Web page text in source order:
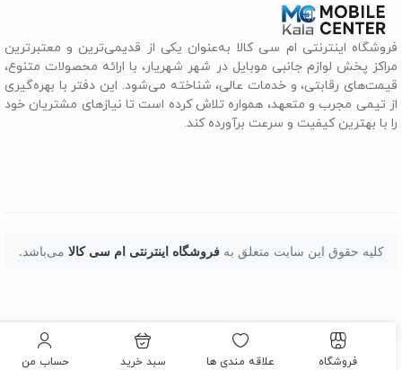
فروشگاه علاقه مندی ها سبد خرید حساب من
اینترنتی ام سی کالا به‌عنوان یکی از قدیمی‌ترین و معتبرترین
پخش لوازم جانبی موبایل در شهر شهریار، با ارائه محصولات متنوع،
رقابتی، و خدمات عالی، شناخته می‌شود. این دفتر با بهره‌گیری
تیمی مجرب و متعهد، همواره تلاش کرده است تا نیازهای مشتریان خود
با بهترین کیفیت و سرعت برآورده کند.
کلیه حقوق این سایت متعلق بهفروشگاه اینترنتی ام سی کالامی‌باشد.